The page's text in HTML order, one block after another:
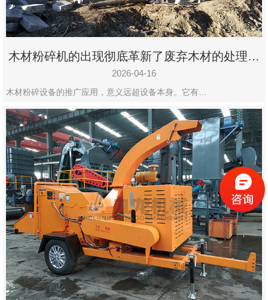
木材粉碎机的出现彻底革新了废弃木材的处理模
式
2026-04-16
木材粉碎设备的推广应用，意义远超设备本身。它有…